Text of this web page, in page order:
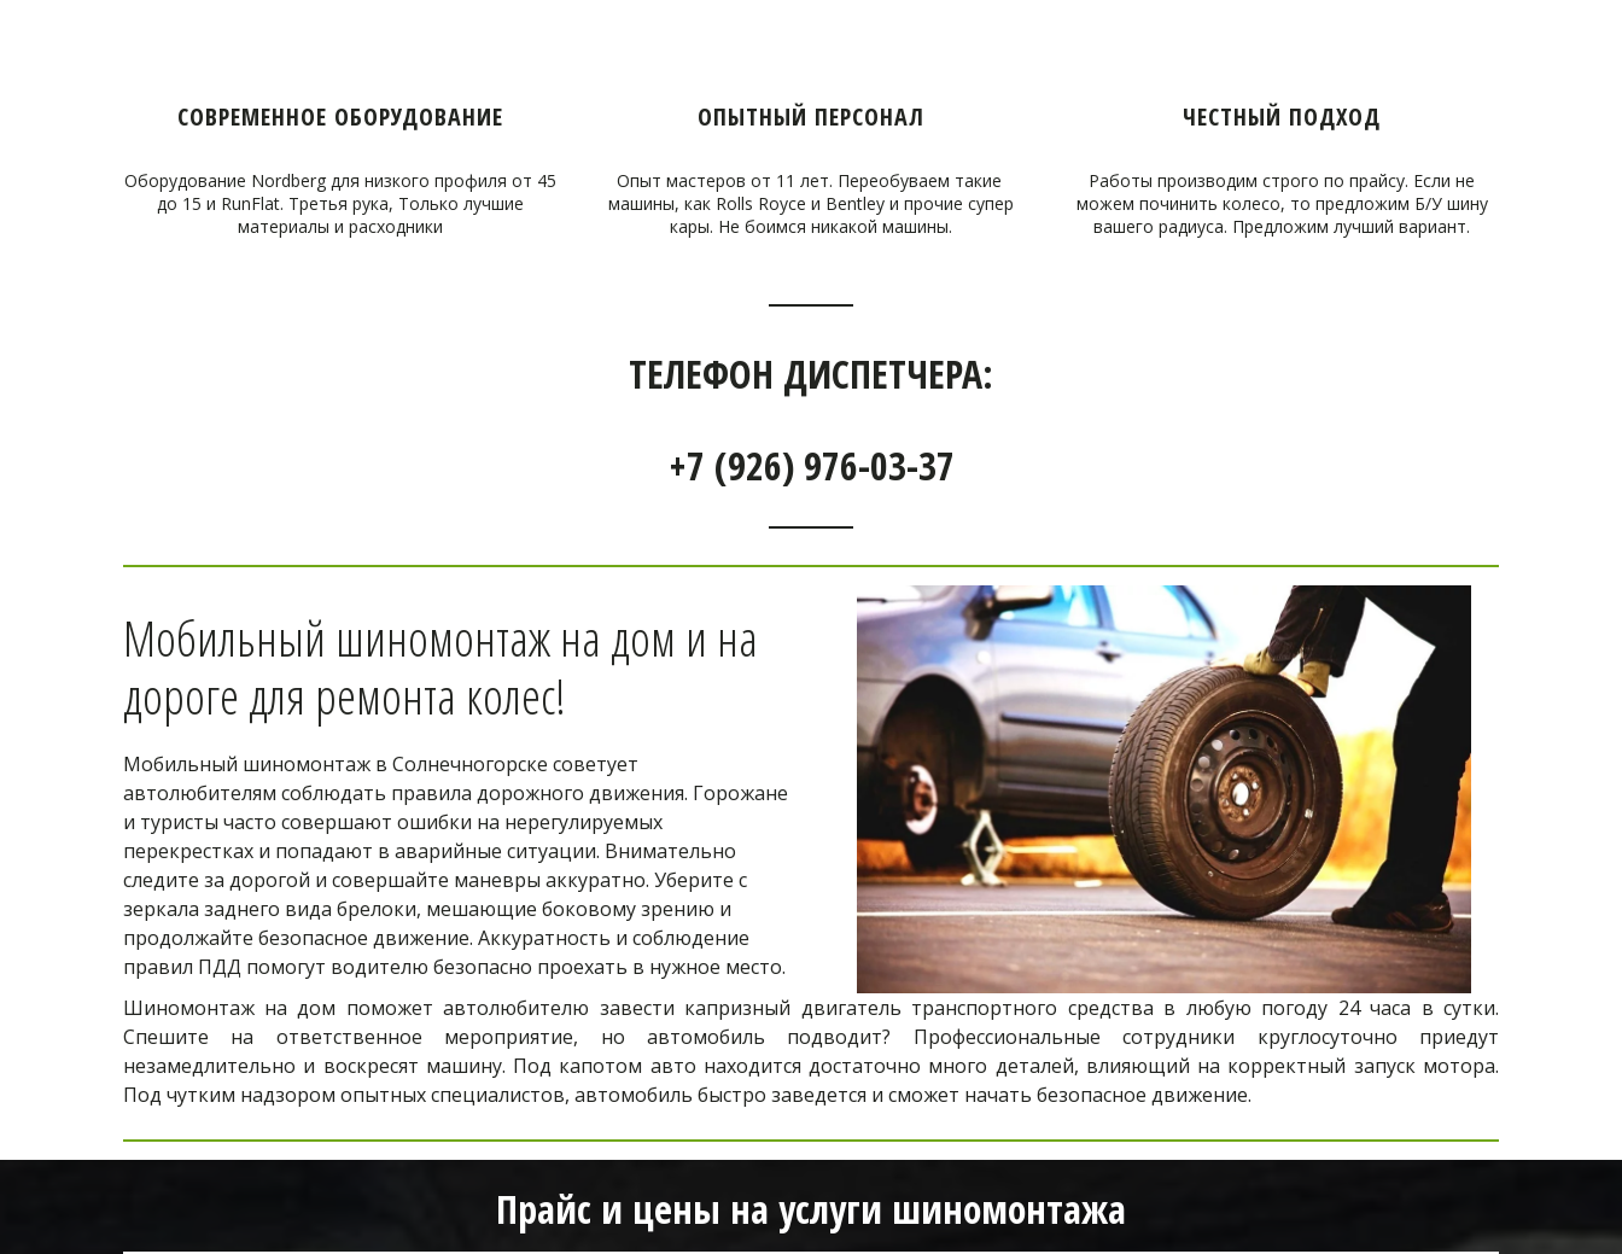
СОВРЕМЕННОЕ ОБОРУДОВАНИЕ
Оборудование Nordberg для низкого профиля от 45
до 15 и RunFlat. Третья рука, Только лучшие
материалы и расходники
ОПЫТНЫЙ ПЕРСОНАЛ
Опыт мастеров от 11 лет. Переобуваем такие
машины, как Rolls Royce и Bentley и прочие супер
кары. Не боимся никакой машины.
ЧЕСТНЫЙ ПОДХОД
Работы производим строго по прайсу. Если не
можем починить колесо, то предложим Б/У шину
вашего радиуса. Предложим лучший вариант.
ТЕЛЕФОН ДИСПЕТЧЕРА:
+7 (926) 976-03-37
Мобильный шиномонтаж на дом и на
дороге для ремонта колес!
Мобильный шиномонтаж в Солнечногорске советует
автолюбителям соблюдать правила дорожного движения. Горожане
и туристы часто совершают ошибки на нерегулируемых
перекрестках и попадают в аварийные ситуации. Внимательно
следите за дорогой и совершайте маневры аккуратно. Уберите с
зеркала заднего вида брелоки, мешающие боковому зрению и
продолжайте безопасное движение. Аккуратность и соблюдение
правил ПДД помогут водителю безопасно проехать в нужное место.
Шиномонтаж на дом поможет автолюбителю завести капризный двигатель транспортного средства в любую погоду 24 часа в сутки.
Спешите на ответственное мероприятие, но автомобиль подводит? Профессиональные сотрудники круглосуточно приедут
незамедлительно и воскресят машину. Под капотом авто находится достаточно много деталей, влияющий на корректный запуск мотора.
Под чутким надзором опытных специалистов, автомобиль быстро заведется и сможет начать безопасное движение.
Прайс и цены на услуги шиномонтажа